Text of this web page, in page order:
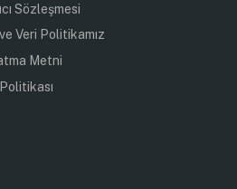
Sözleşmesi
Veri Politikamız
Metni